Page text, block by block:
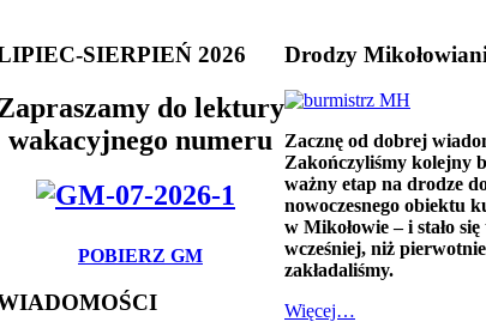
SIERPIEŃ 2026
do lektury
wakacyjnego numeru
POBIERZ GM
Drodzy
Zacznę od dobrej
Zakończyliśmy kolejny
ważny etap na drodze
nowoczesnego obiektu
w Mikołowie – i stało się
wcześniej, niż pierwotnie
zakładaliśmy.
Więcej…